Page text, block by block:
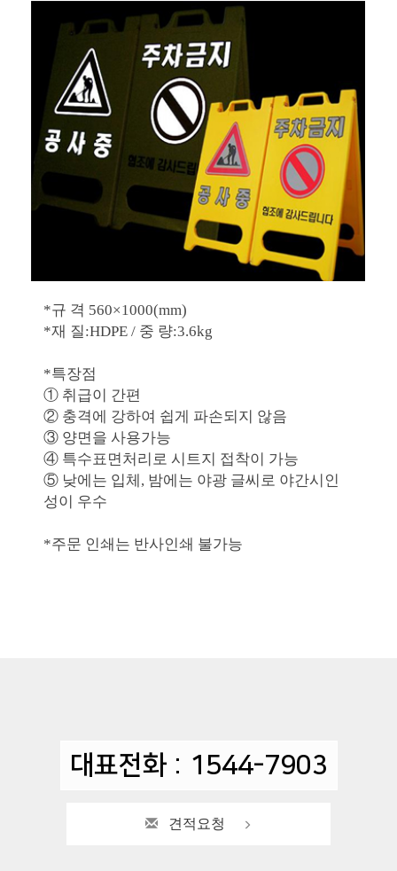
*규 격 560×1000(mm)
*재 질:HDPE / 중 량:3.6kg
*특장점
① 취급이 간편
② 충격에 강하여 쉽게 파손되지 않음
③ 양면을 사용가능
④ 특수표면처리로 시트지 접착이 가능
⑤ 낮에는 입체, 밤에는 야광 글씨로 야간시인
성이 우수
*주문 인쇄는 반사인쇄 불가능
대표전화 : 1544-7903
견적요청